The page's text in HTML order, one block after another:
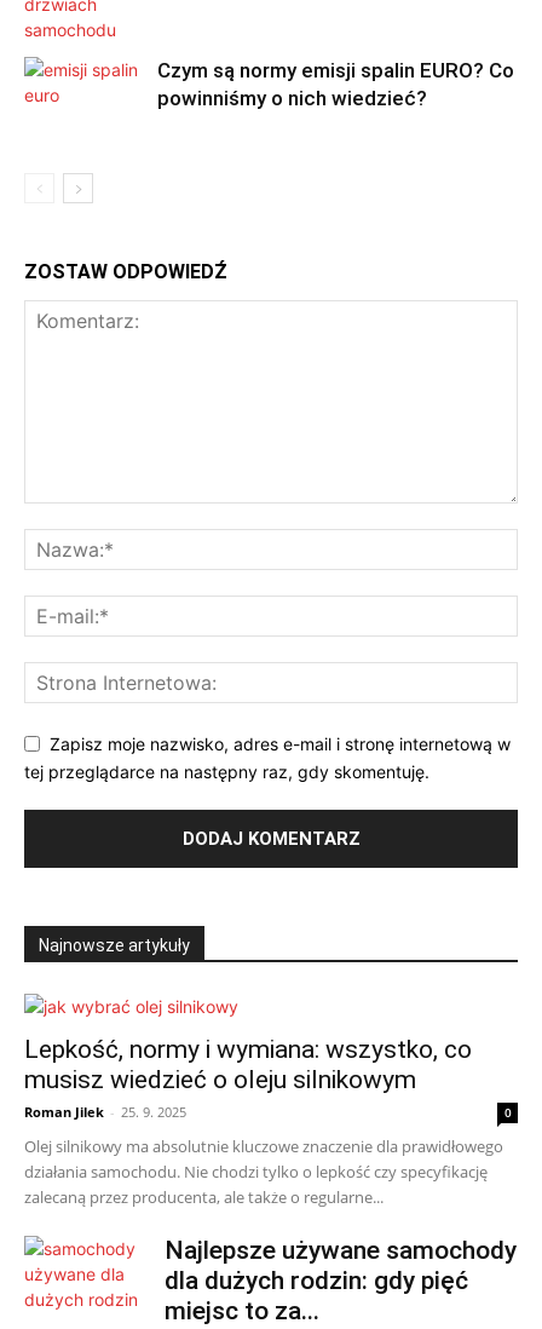
Czym są normy emisji spalin EURO? Co
powinniśmy o nich wiedzieć?
ZOSTAW ODPOWIEDŹ
Zapisz moje nazwisko, adres e-mail i stronę internetową w
tej przeglądarce na następny raz, gdy skomentuję.
Najnowsze artykuły
Lepkość, normy i wymiana: wszystko, co
musisz wiedzieć o oleju silnikowym
Roman Jilek - 25. 9. 2025 0
Olej silnikowy ma absolutnie kluczowe znaczenie dla prawidłowego
działania samochodu. Nie chodzi tylko o lepkość czy specyfikację
zalecaną przez producenta, ale także o regularne...
Najlepsze używane samochody
dla dużych rodzin: gdy pięć
miejsc to za...